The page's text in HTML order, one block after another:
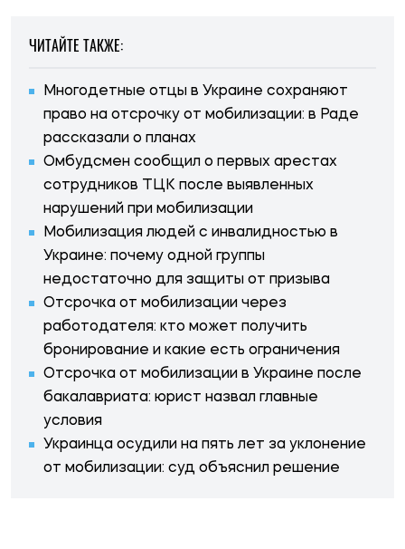
ЧИТАЙТЕ ТАКЖЕ:
Многодетные отцы в Украине сохраняют
право на отсрочку от мобилизации: в Раде
рассказали о планах
Омбудсмен сообщил о первых арестах
сотрудников ТЦК после выявленных
нарушений при мобилизации
Мобилизация людей с инвалидностью в
Украине: почему одной группы
недостаточно для защиты от призыва
Отсрочка от мобилизации через
работодателя: кто может получить
бронирование и какие есть ограничения
Отсрочка от мобилизации в Украине после
бакалавриата: юрист назвал главные
условия
Украинца осудили на пять лет за уклонение
от мобилизации: суд объяснил решение